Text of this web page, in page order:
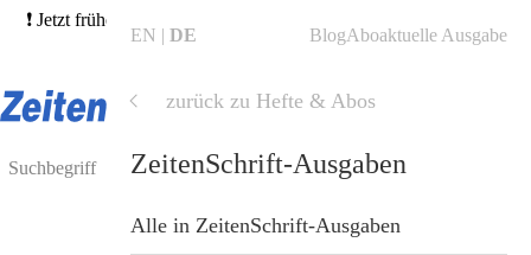
❗ Jetzt frühere Ausgaben bestellen und von unserer 3für2-Aktion
profitieren! →
Hefte finden
EN DE BlogAboaktuelle Ausgabe
zurück zu Hefte & Abos
Shop
Shop
Hefte & Abos
Alle in Hefte & Abos
ZeitenSchrift-Ausgaben
Alle in ZeitenSchrift-Ausgaben